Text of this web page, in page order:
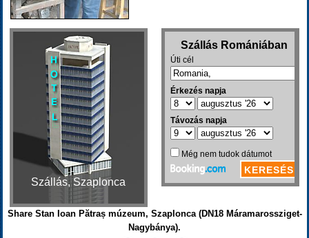
Szállás, Szaplonca
Share Stan Ioan Pătraș múzeum, Szaplonca (DN18 Máramarossziget-
Nagybánya).